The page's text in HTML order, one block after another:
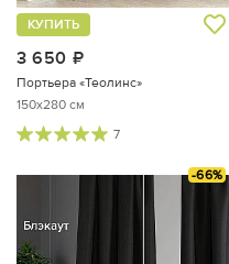
3 650
КУПИТЬ
Портьера «Теолинс»
150x280 см
7
-66%